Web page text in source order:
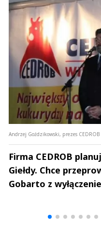
Andrzej Goździkowski, prezes CEDROB
Firma CEDROB
Giełdy. Chce
Gobarto z